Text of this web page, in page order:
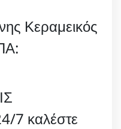
Κεραμεικός
7 καλέστε